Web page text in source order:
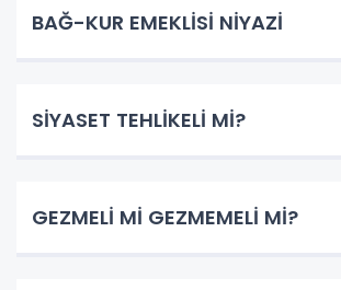
BAĞ-KUR EMEKLİSİ NİYAZİ
SİYASET TEHLİKELİ Mİ?
GEZMELİ Mİ GEZMEMELİ Mİ?